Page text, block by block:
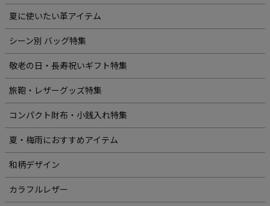
夏に使いたい革アイテム
シーン別 バッグ特集
敬老の日・長寿祝いギフト特集
旅鞄・レザーグッズ特集
コンパクト財布・小銭入れ特集
夏・梅雨におすすめアイテム
和柄デザイン
カラフルレザー